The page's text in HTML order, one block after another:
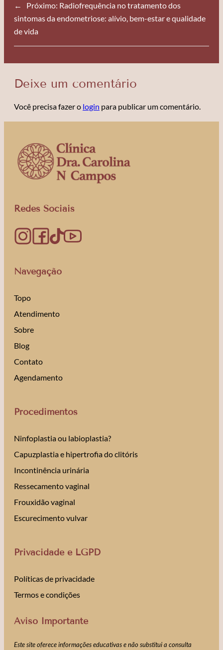
← Próximo: Radiofrequência no tratamento dos
sintomas da endometriose: alívio, bem-estar e qualidade
de vida
Deixe um comentário
Você precisa fazer o login para publicar um comentário.
Redes Sociais
Navegação
Topo
Atendimento
Sobre
Blog
Contato
Agendamento
Procedimentos
Ninfoplastia ou labioplastia?
Capuzplastia e hipertrofia do clitóris
Incontinência urinária
Ressecamento vaginal
Frouxidão vaginal
Escurecimento vulvar
Privacidade e LGPD
Políticas de privacidade
Termos e condições
Aviso Importante
Este site oferece informações educativas e não substitui a consulta